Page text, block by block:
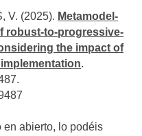
V. (2025). Metamodel-
robust-to-progressive-
the impact of
.
abierto, lo podéis